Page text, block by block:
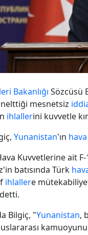
Bakanlığı Sözcüsü
mesnetsiz
ihlallerini kuvvetle
Yunanistan'ın
Kuvvetlerine ait F-
batısında Türk
ihlallere
Bilgiç, "Yunanistan,